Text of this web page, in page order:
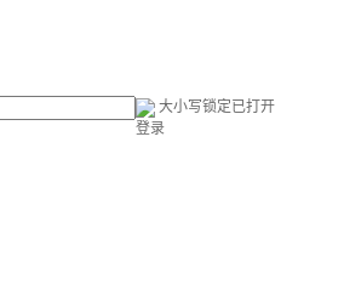
大小写锁定已打开
登录